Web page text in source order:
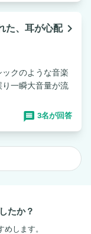
た、耳が心配navigate_next
クのような音楽
一瞬大音量が流
3名が回答
たか？
します。